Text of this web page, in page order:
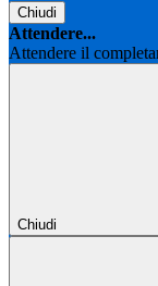
Chiudi
Attendere...
Attendere il
Chiudi